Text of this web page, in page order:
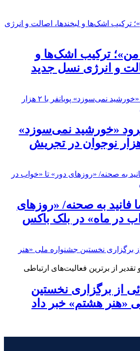
من»؛ ترکیب اشک‌ها و
و انرژی نسل جدید
«خورشید نمی‌سوزد»
فانید به صحنه/ «روزهای
در ماه» در بلک باکس
از برترین فعالیت‌های ارتباطی
از برگزاری نخستین
«هنر هشتم» خبر داد